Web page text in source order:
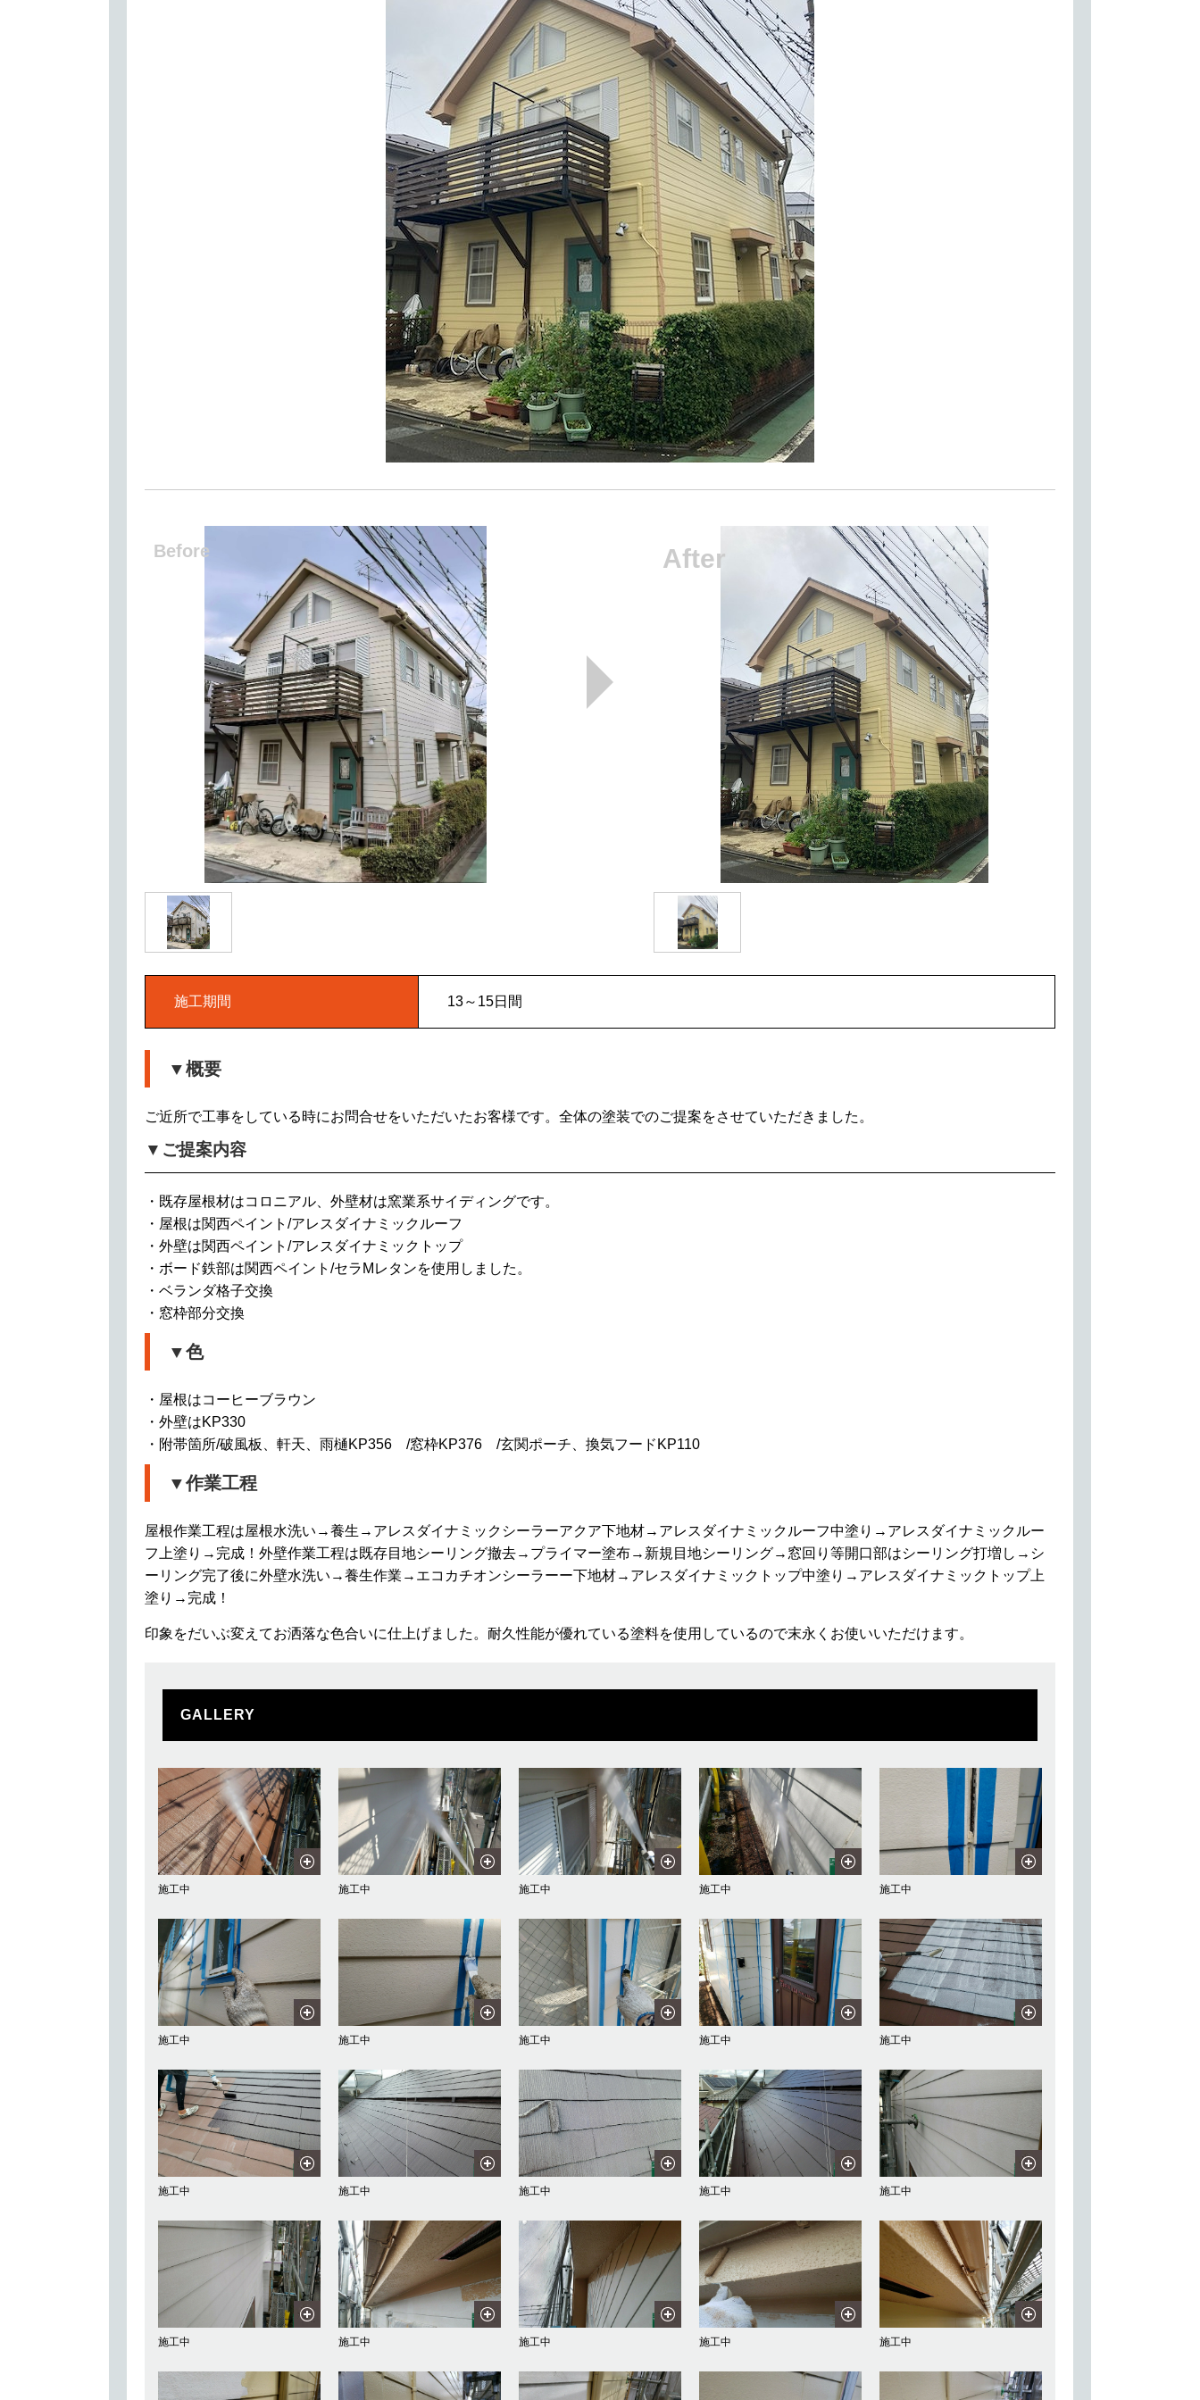
施工期間 13～15日間
▼概要
ご近所で工事をしている時にお問合せをいただいたお客様です。全体の塗装でのご提案をさせていただきました。
▼ご提案内容
・既存屋根材はコロニアル、外壁材は窯業系サイディングです。
・屋根は関西ペイント/アレスダイナミックルーフ
・外壁は関西ペイント/アレスダイナミックトップ
・ボード鉄部は関西ペイント/セラMレタンを使用しました。
・ベランダ格子交換
・窓枠部分交換
▼色
・屋根はコーヒーブラウン
・外壁はKP330
・附帯箇所/破風板、軒天、雨樋KP356 /窓枠KP376 /玄関ポーチ、換気フードKP110
▼作業工程
屋根作業工程は屋根水洗い→養生→アレスダイナミックシーラーアクア下地材→アレスダイナミックルーフ中塗り→アレスダイナミックルー
フ上塗り→完成！外壁作業工程は既存目地シーリング撤去→プライマー塗布→新規目地シーリング→窓回り等開口部はシーリング打増し→シ
ーリング完了後に外壁水洗い→養生作業→エコカチオンシーラーー下地材→アレスダイナミックトップ中塗り→アレスダイナミックトップ上
塗り→完成！
印象をだいぶ変えてお洒落な色合いに仕上げました。耐久性能が優れている塗料を使用しているので末永くお使いいただけます。
GALLERY
施工中 施工中 施工中 施工中 施工中
施工中 施工中 施工中 施工中 施工中
施工中 施工中 施工中 施工中 施工中
施工中 施工中 施工中 施工中 施工中